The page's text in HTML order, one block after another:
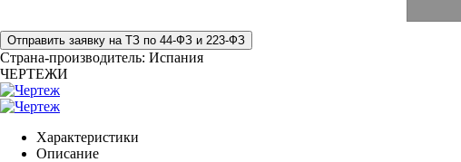
Страна-производитель: Испания
ЧЕРТЕЖИ
Характеристики
Описание